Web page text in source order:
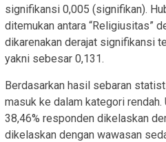
signifikansi 0,005 (signifikan).
ditemukan antara “Religiusitas”
dikarenakan derajat signifikansi
yakni sebesar 0,131.
Berdasarkan hasil sebaran
masuk ke dalam kategori rendah.
38,46% responden dikelaskan
dikelaskan dengan wawasan